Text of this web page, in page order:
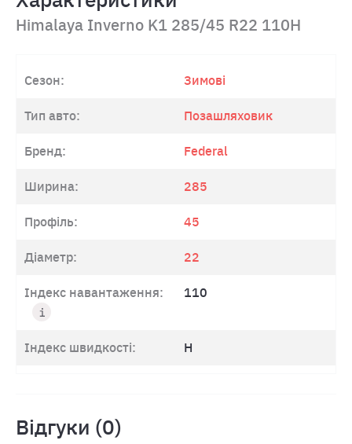
Himalaya Inverno K1 285/45 R22 110H
Сезон: Зимові
Тип авто: Позашляховик
Бренд: Federal
Ширина: 285
Профіль: 45
Діаметр: 22
Індекс навантаження: 110
Індекс швидкості: H
Відгуки (0)